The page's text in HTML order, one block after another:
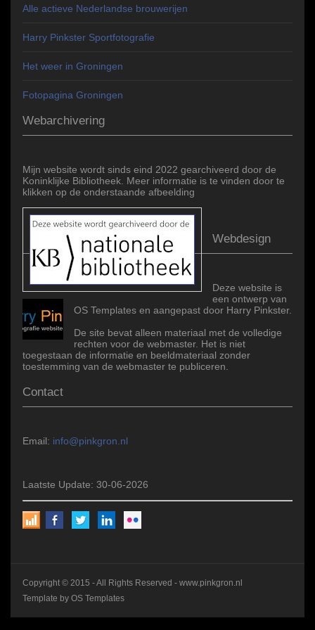
Alle actieve Nederlandse brouwerijen
Harry Pinkster Sportfotografie
Het weer in Groningen
Fotopagina Groningen
Webarchivering
Mijn website wordt sinds eind 2022 gearchiveerd door de
Koninklijke Bibliotheek. Meer informatie is te vinden door te
klikken op de onderstaande afbeelding
Webdesign
Deze website is
een ontwerp van
OS Templates en aangepast door Harry Pinkster.
De site bevat alleen materiaal met de volledige
rechten voor de webmaster. Het is niet
toegestaan de informatie en beeldmateriaal zonder
toestemming van de webmaster te publiceren.
Contact
Email: info@pinkgron.nl
Laatste Update: 30-06-2026
Copyright © 2015 - All Rights Reserved -www.pinkgron.nl
Template byOS Templates